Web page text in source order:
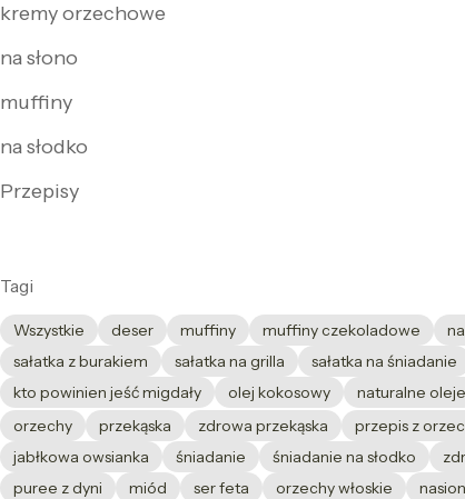
kremy orzechowe
na słono
muffiny
na słodko
Przepisy
Tagi
Wszystkie deser muffiny muffiny czekoladowe
sałatka z burakiem
sałatka na grilla sałatka na śniadanie
kto powinien jeść migdały
olej kokosowy naturalne oleje
orzechy
przekąska zdrowa przekąska przepis z
jabłkowa owsianka
śniadanie śniadanie na słodko
puree z dyni
miód ser feta orzechy włoskie